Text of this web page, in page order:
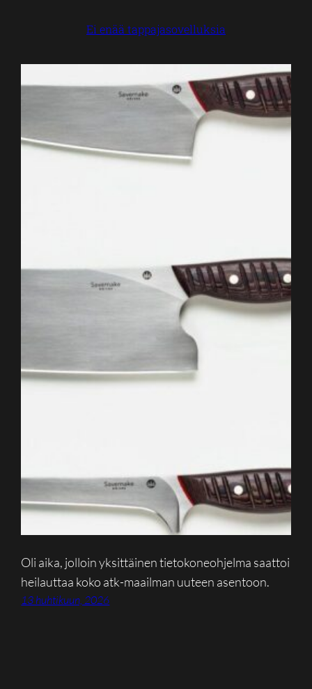
Ei enää tappajasovelluksia
Oli aika, jolloin yksittäinen tietokoneohjelma saattoi
heilauttaa koko atk-maailman uuteen asentoon.
13 huhtikuun, 2026